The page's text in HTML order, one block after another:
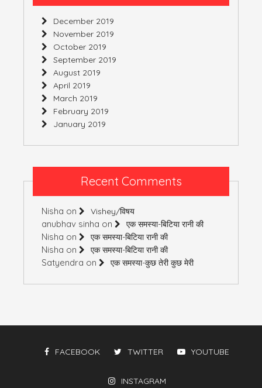
December 2019
November 2019
October 2019
September 2019
August 2019
April 2019
March 2019
February 2019
January 2019
Recent Comments
Nisha on Vishey/विषय
anubhav sinha on एक समस्या-बिटिया रानी की
Nisha on एक समस्या-बिटिया रानी की
Nisha on एक समस्या-बिटिया रानी की
Satyendra on एक समस्या-कुछ तेरी कुछ मेरी
FACEBOOK TWITTER YOUTUBE
INSTAGRAM